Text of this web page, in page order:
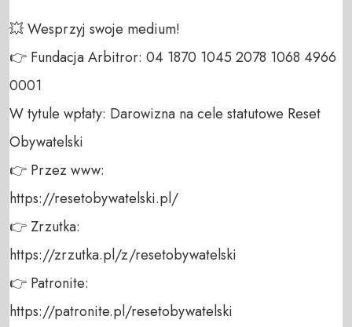
💥 Wesprzyj swoje medium!
👉 Fundacja Arbitror: 04 1870 1045 2078 1068 4966
0001
W tytule wpłaty: Darowizna na cele statutowe Reset
Obywatelski
👉 Przez www:
https://resetobywatelski.pl/
👉 Zrzutka:
https://zrzutka.pl/z/resetobywatelski
👉 Patronite:
https://patronite.pl/resetobywatelski